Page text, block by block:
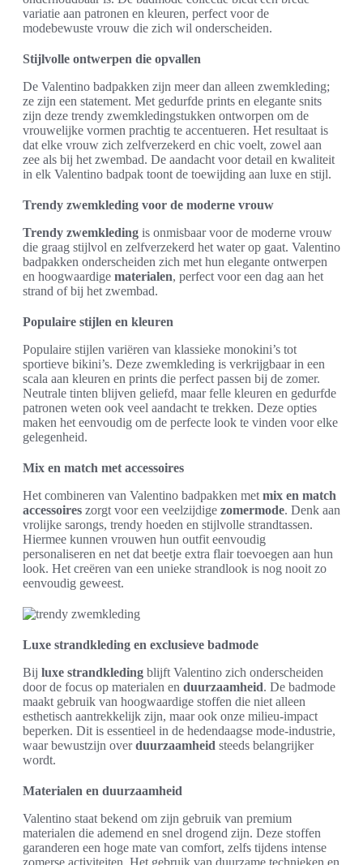
variatie aan patronen en kleuren, perfect voor de
modebewuste vrouw die zich wil onderscheiden.
Stijlvolle ontwerpen die opvallen
De Valentino badpakken zijn meer dan alleen zwemkleding;
ze zijn een statement. Met gedurfde prints en elegante snits
zijn deze trendy zwemkledingstukken ontworpen om de
vrouwelijke vormen prachtig te accentueren. Het resultaat is
dat elke vrouw zich zelfverzekerd en chic voelt, zowel aan
zee als bij het zwembad. De aandacht voor detail en kwaliteit
in elk Valentino badpak toont de toewijding aan luxe en stijl.
Trendy zwemkleding voor de moderne vrouw
Trendy zwemkleding is onmisbaar voor de moderne vrouw
die graag stijlvol en zelfverzekerd het water op gaat. Valentino
badpakken onderscheiden zich met hun elegante ontwerpen
en hoogwaardige materialen, perfect voor een dag aan het
strand of bij het zwembad.
Populaire stijlen en kleuren
Populaire stijlen variëren van klassieke monokini’s tot
sportieve bikini’s. Deze zwemkleding is verkrijgbaar in een
scala aan kleuren en prints die perfect passen bij de zomer.
Neutrale tinten blijven geliefd, maar felle kleuren en gedurfde
patronen weten ook veel aandacht te trekken. Deze opties
maken het eenvoudig om de perfecte look te vinden voor elke
gelegenheid.
Mix en match met accessoires
Het combineren van Valentino badpakken met mix en match
accessoires zorgt voor een veelzijdige zomermode. Denk aan
vrolijke sarongs, trendy hoeden en stijlvolle strandtassen.
Hiermee kunnen vrouwen hun outfit eenvoudig
personaliseren en net dat beetje extra flair toevoegen aan hun
look. Het creëren van een unieke strandlook is nog nooit zo
eenvoudig geweest.
Luxe strandkleding en exclusieve badmode
Bij luxe strandkleding blijft Valentino zich onderscheiden
door de focus op materialen en duurzaamheid. De badmode
maakt gebruik van hoogwaardige stoffen die niet alleen
esthetisch aantrekkelijk zijn, maar ook onze milieu-impact
beperken. Dit is essentieel in de hedendaagse mode-industrie,
waar bewustzijn overduurzaamheid steeds belangrijker
wordt.
Materialen en duurzaamheid
Valentino staat bekend om zijn gebruik van premium
materialen die ademend en snel drogend zijn. Deze stoffen
garanderen een hoge mate van comfort, zelfs tijdens intense
zomerse activiteiten. Het gebruik van duurzame technieken en